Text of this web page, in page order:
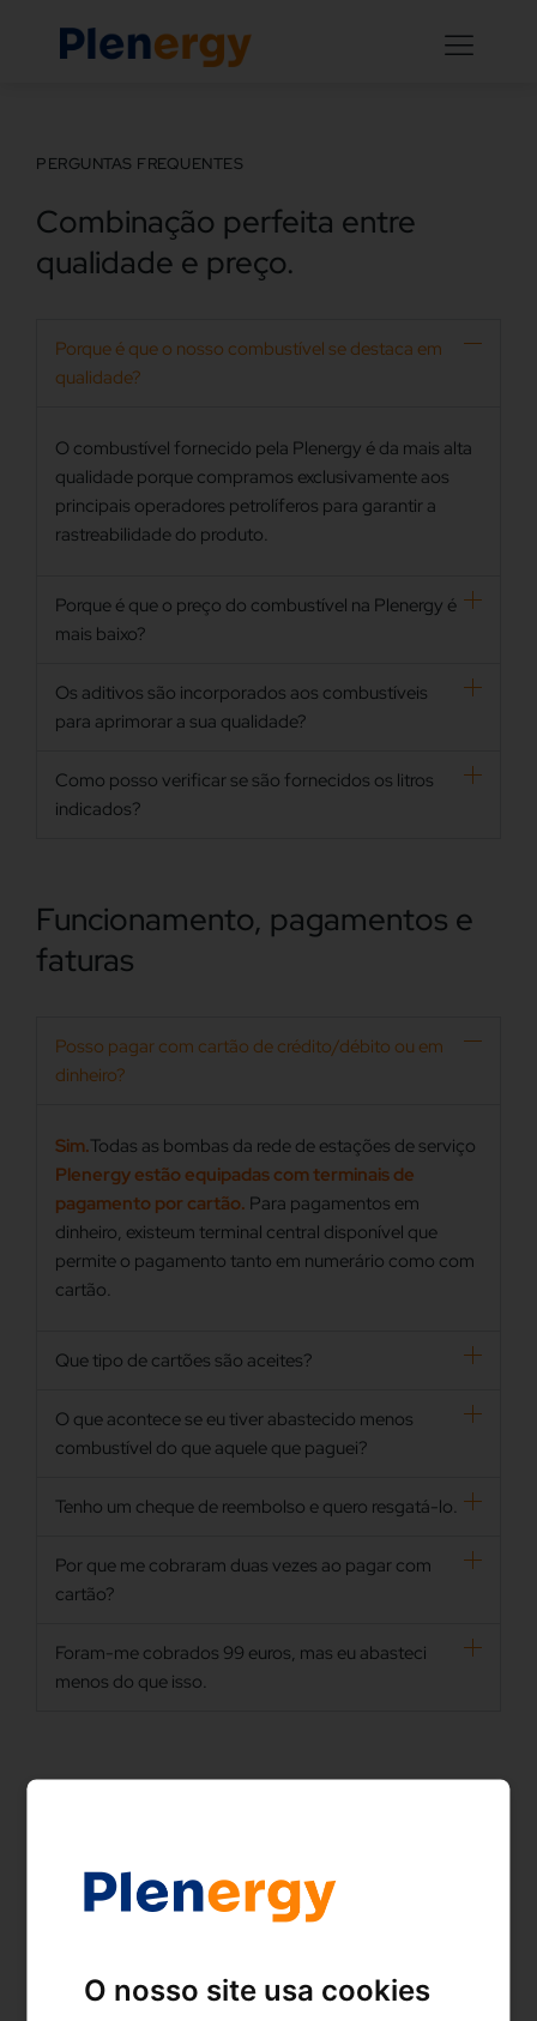
O nosso site usa cookies
PERGUNTAS FREQUENTES
Combinação perfeita entre
qualidade e preço.
Porque é que o nosso combustível se destaca em
qualidade?
O combustível fornecido pela Plenergy é da mais alta
qualidade porque compramos exclusivamente aos
principais operadores petrolíferos para garantir a
rastreabilidade do produto.
Porque é que o preço do combustível na Plenergy é
mais baixo?
Os aditivos são incorporados aos combustíveis
para aprimorar a sua qualidade?
Como posso verificar se são fornecidos os litros
indicados?
Funcionamento, pagamentos e
faturas
Posso pagar com cartão de crédito/débito ou em
dinheiro?
Sim.Todas as bombas da rede de estações de serviço
Plenergy estão equipadas com terminais de
pagamento por cartão. Para pagamentos em
dinheiro, existeum terminal central disponível que
permite o pagamento tanto em numerário como com
cartão.
Que tipo de cartões são aceites?
O que acontece se eu tiver abastecido menos
combustível do que aquele que paguei?
Tenho um cheque de reembolso e quero resgatá-lo.
Por que me cobraram duas vezes ao pagar com
cartão?
Foram-me cobrados 99 euros, mas eu abasteci
menos do que isso.
Descarregue a nossa aplicação e